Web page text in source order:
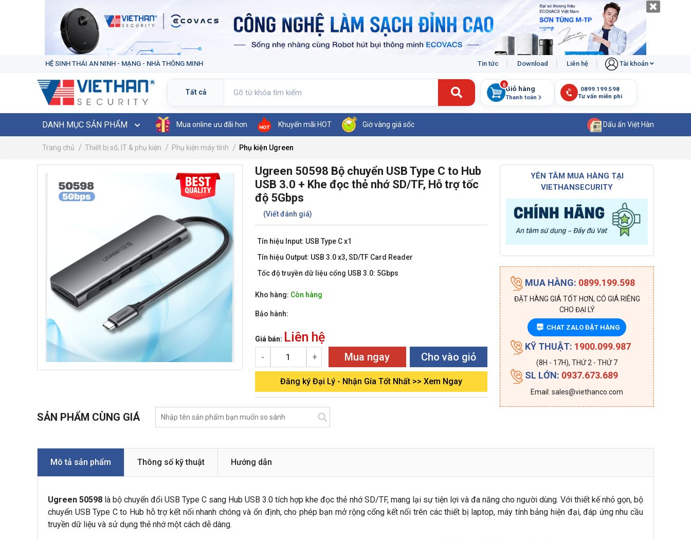
HỆ SINH THÁI AN NINH - MẠNG - NHÀ THÔNG MINH Tin tức Download Liên hệ Tài khoản
Giỏ hàng
Thanh toán
0
DANH MỤC SẢN PHẨM Mua online ưu đãi hơn Khuyến mãi HOT Giờ vàng giá sốc Dấu ấn Việt Hàn
Trang chủ Thiết bị số, IT & phụ kiện Phụ kiện máy tính Phụ kiện Ugreen
Ugreen 50598 Bộ chuyển USB Type C to Hub
USB 3.0 + Khe đọc thẻ nhớ SD/TF, Hỗ trợ tốc
độ 5Gbps
(Viết đánh giá)
Tín hiệu Input: USB Type C x1
Tín hiệu Output: USB 3.0 x3, SD/TF Card Reader
Tốc độ truyền dữ liệu cổng USB 3.0: 5Gbps
Kho hàng: Còn hàng
Bảo hành:
Giá bán: Liên hệ
- + Mua ngay Cho vào giỏ
Đăng ký Đại Lý - Nhận Gía Tốt Nhất >> Xem Ngay
YÊN TÂM MUA HÀNG TẠI
VIETHANSECURITY
MUA HÀNG: 0899.199.598
ĐẶT HÀNG GIÁ TỐT HƠN, CÓ GIÁ RIÊNG
CHO ĐẠI LÝ
ZALO CHAT ZALO ĐẶT HÀNG
KỸ THUẬT: 1900.099.987
(8H - 17H), THỨ 2 - THỨ 7
SL LỚN: 0937.673.689
Email: sales@viethanco.com
SẢN PHẨM CÙNG GIÁ
Mô tả sản phẩm Thông số kỹ thuật Hướng dẫn
Ugreen 50598 là bộ chuyển đổi USB Type C sang Hub USB 3.0 tích hợp khe đọc thẻ nhớ SD/TF, mang lại sự tiện lợi và đa năng cho người dùng. Với thiết kế nhỏ gọn, bộ
chuyển USB Type C to Hub hỗ trợ kết nối nhanh chóng và ổn định, cho phép bạn mở rộng cổng kết nối trên các thiết bị laptop, máy tính bảng hiện đại, đáp ứng nhu cầu
truyền dữ liệu và sử dụng thẻ nhớ một cách dễ dàng.